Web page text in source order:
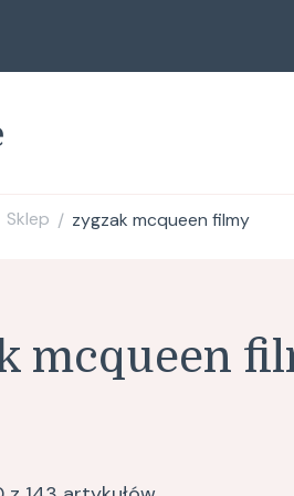
Sklep / zygzak mcqueen filmy
mcqueen